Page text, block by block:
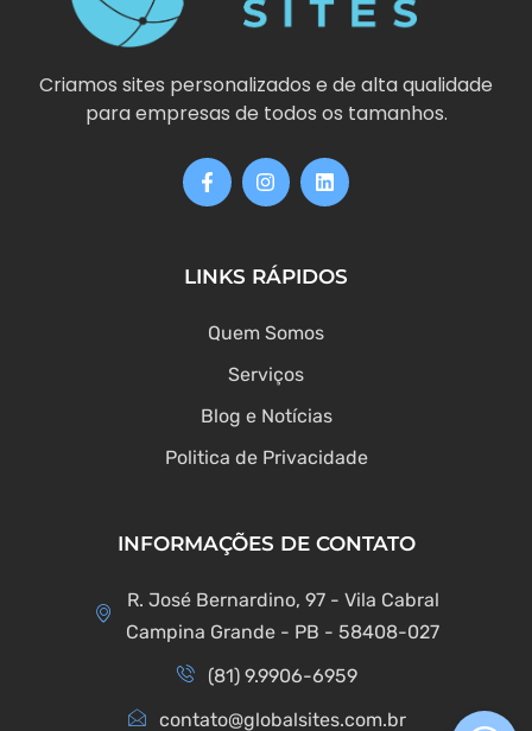
Criamos sites personalizados e de alta qualidade
para empresas de todos os tamanhos.
LINKS RÁPIDOS
Quem Somos
Serviços
Blog e Notícias
Politica de Privacidade
INFORMAÇÕES DE CONTATO
R. José Bernardino, 97 - Vila Cabral
Campina Grande - PB - 58408-027
(81) 9.9906-6959
contato@globalsites.com.br